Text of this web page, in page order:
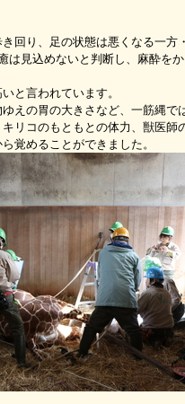
回り、足の状態は悪くなる一方
は見込めないと判断し、麻酔を
と言われています。
えの胃の大きさなど、一筋縄で
リコのもともとの体力、獣医師
覚めることができました。